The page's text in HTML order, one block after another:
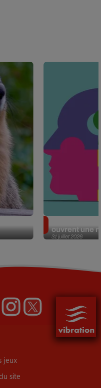
31 juillet 2026
ouvrent une
jeux
site